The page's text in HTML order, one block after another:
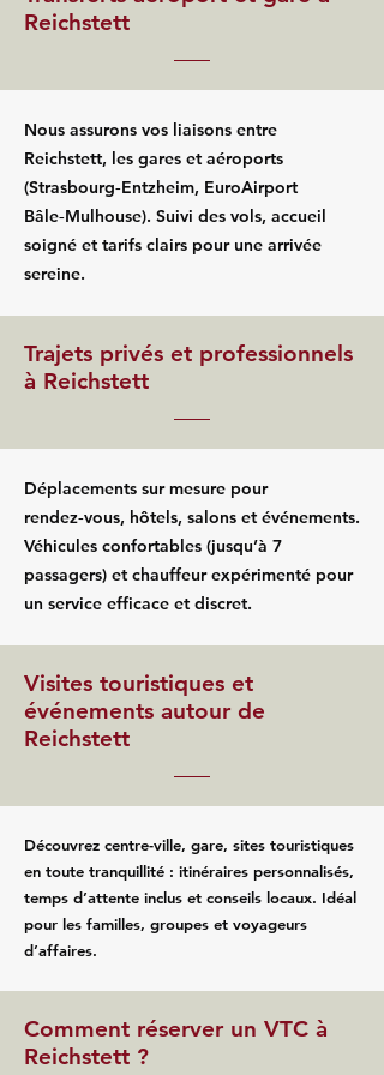
Reichstett
Nous assurons vos liaisons entre
Reichstett, les gares et aéroports
(Strasbourg‑Entzheim, EuroAirport
Bâle‑Mulhouse). Suivi des vols, accueil
soigné et tarifs clairs pour une arrivée
sereine.
Trajets privés et professionnels
à Reichstett
Déplacements sur mesure pour
rendez‑vous, hôtels, salons et événements.
Véhicules confortables (jusqu’à 7
passagers) et chauffeur expérimenté pour
un service efficace et discret.
Visites touristiques et
événements autour de
Reichstett
Découvrez centre-ville, gare, sites touristiques
en toute tranquillité : itinéraires personnalisés,
temps d’attente inclus et conseils locaux. Idéal
pour les familles, groupes et voyageurs
d’affaires.
Comment réserver un VTC à
Reichstett ?